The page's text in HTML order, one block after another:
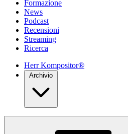
Formazione
News
Podcast
Recensioni
Streaming
Ricerca
Herr Kompositor®
Archivio